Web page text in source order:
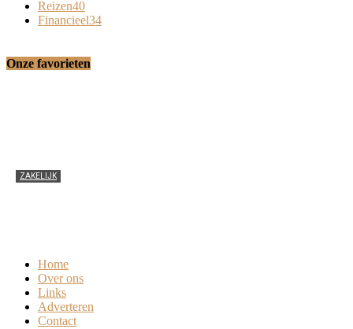
Reizen40
Financieel34
Onze favorieten
ZAKELIJK
Home
Over ons
Links
Adverteren
Contact